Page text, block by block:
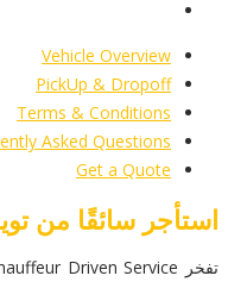
Vehicle Overview
PickUp & Dropoff
Terms & Conditions
Asked Questions
Get a Quote
استأجر سائقًا من
تفخر